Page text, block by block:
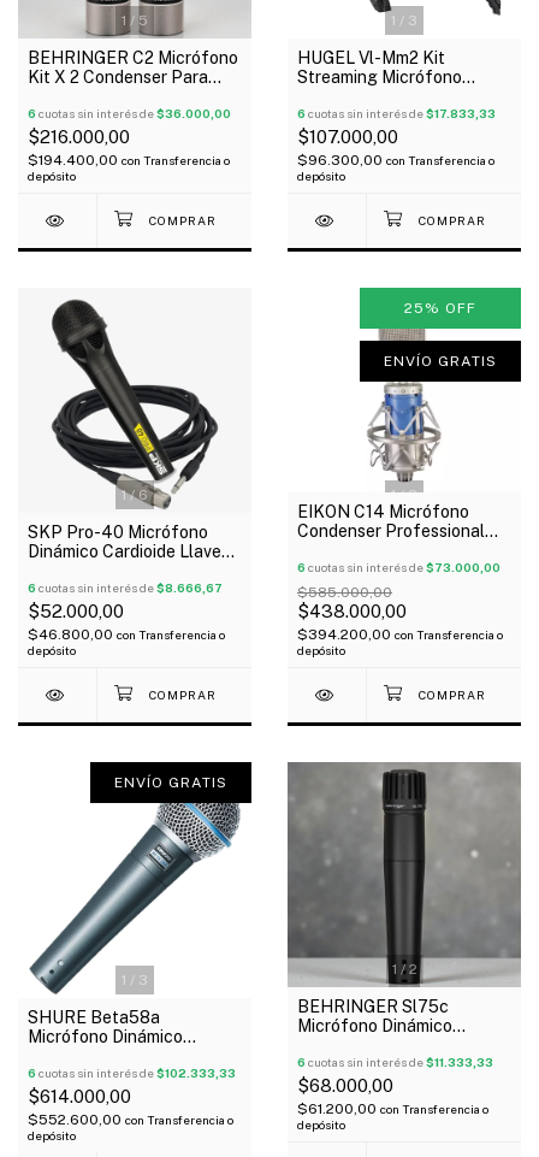
1 / 5
BEHRINGER C2 Micrófono
Kit X 2 Condenser Para
6 cuotas sin interés de$36.000,00
$216.000,00
$194.400,00 con Transferencia o
depósito
1 / 3
HUGEL Vl-Mm2 Kit
Streaming Micrófono
Led Oferta!
6 cuotas sin interés de$17.833,33
$107.000,00
$96.300,00 con Transferencia o
depósito
1/6
SKP Pro-40 Micrófono
Dinámico Cardioide Llave
6 cuotas sin interés de$8.666,67
$52.000,00
$46.800,00 con Transferencia o
depósito
1/3
25 % OFF
ENVÍO GRATIS
EIKON C14 Micrófono
Condenser Professional
6 cuotas sin interés de$73.000,00
$585.000,00
$438.000,00
$394.200,00 con Transferencia o
depósito
1 / 3
ENVÍO GRATIS
SHURE Beta58a
Micrófono Dinámico
Oferta!
6 cuotas sin interés de$102.333,33
$614.000,00
$552.600,00 con Transferencia o
depósito
1 /2
BEHRINGER Sl75c
Micrófono Dinámico
Estuche Y Pipeta
6 cuotas sin interés de$11.333,33
$68.000,00
$61.200,00 con Transferencia o
depósito